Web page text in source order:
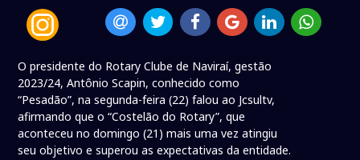
O presidente do Rotary Clube de Naviraí, gestão
2023/24, Antônio Scapin, conhecido como
“Pesadão”, na segunda-feira (22) falou ao Jcsultv,
afirmando que o “Costelão do Rotary”, que
aconteceu no domingo (21) mais uma vez atingiu
seu objetivo e superou as expectativas da entidade.